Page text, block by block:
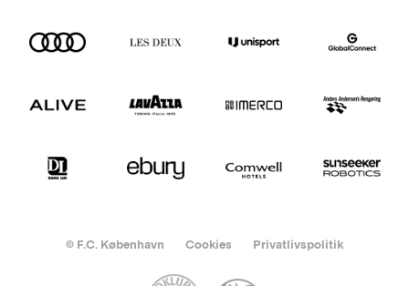
© F.C. København Cookies Privatlivspolitik